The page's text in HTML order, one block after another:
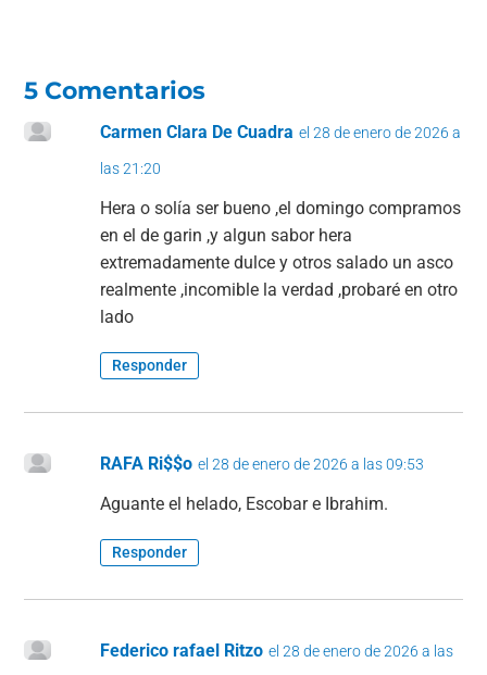
5 Comentarios
Carmen Clara De Cuadra el 28 de enero de 2026 a
las 21:20
Hera o solía ser bueno ,el domingo compramos
en el de garin ,y algun sabor hera
extremadamente dulce y otros salado un asco
realmente ,incomible la verdad ,probaré en otro
lado
Responder
RAFA Ri$$o el 28 de enero de 2026 a las 09:53
Aguante el helado, Escobar e Ibrahim.
Responder
Federico rafael Ritzo el 28 de enero de 2026 a las